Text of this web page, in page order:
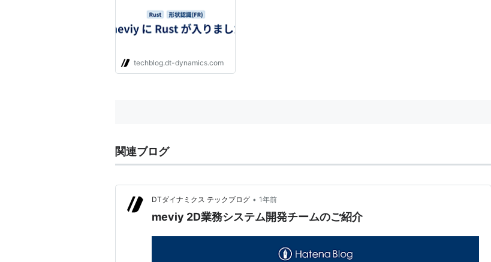
techblog.dt-dynamics.com
関連ブログ
DTダイナミクス テックブログ • 1年前
meviy 2D業務システム開発チームのご紹介